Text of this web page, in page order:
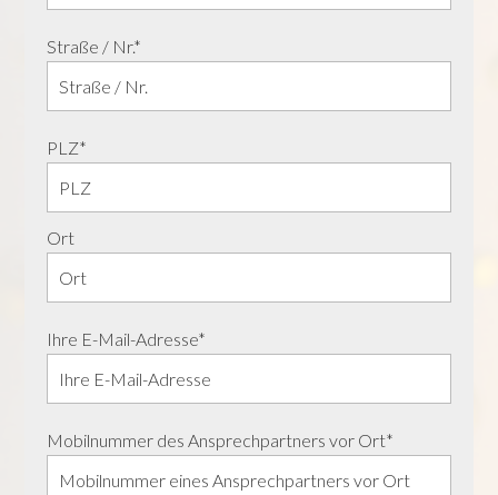
Straße / Nr.*
PLZ*
Ort
Ihre E-Mail-Adresse*
Mobilnummer des Ansprechpartners vor Ort*